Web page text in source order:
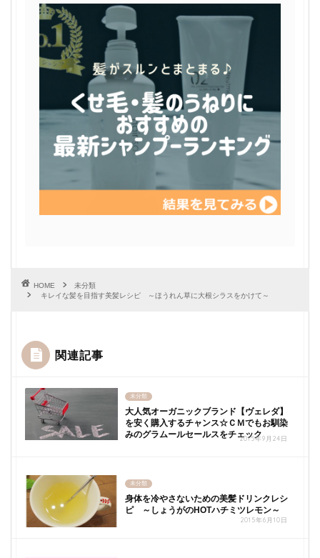
HOME
未分類
キレイな髪を目指す美髪レシピ ～ほうれん草に大根シラスをかけて～
関連記事
未分類
大人気オーガニックブランド【ヴェレダ】
を安く購入するチャンス☆ＣＭでもお馴染
みのグラムールセールスをチェック2015年9月24日
未分類
身体を冷やさないための美髪ドリンクレシ
ピ ～しょうがのHOTハチミツレモン～
2015年6月10日